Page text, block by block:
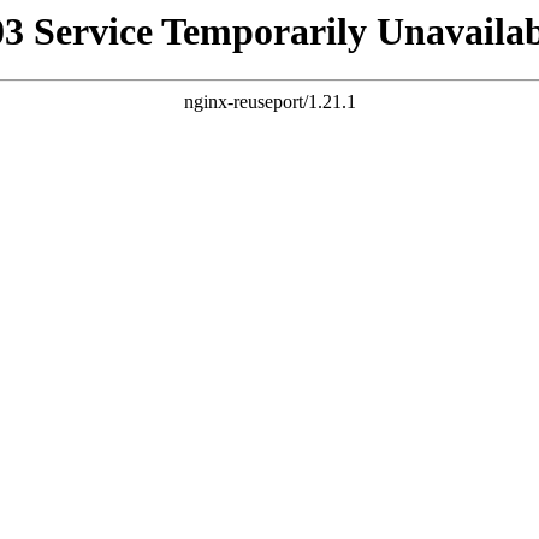
Service Temporarily
nginx-reuseport/1.21.1